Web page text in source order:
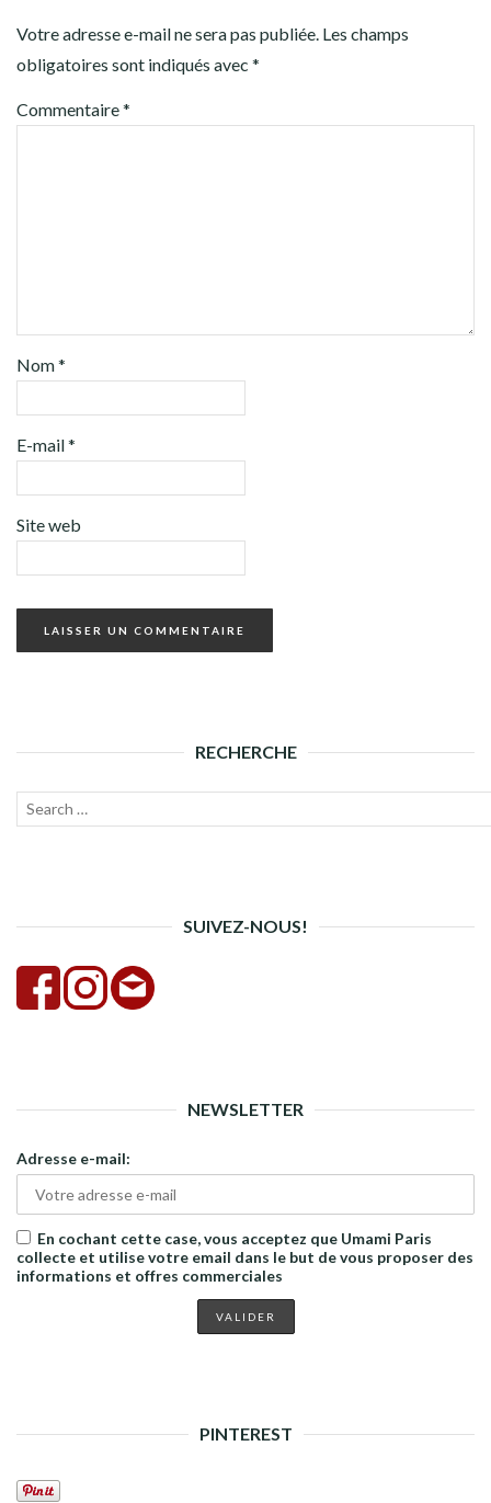
Votre adresse e-mail ne sera pas publiée. Les champs
obligatoires sont indiqués avec *
Commentaire*
Nom*
E-mail*
Site web
RECHERCHE
Recherche
SUIVEZ-NOUS!
NEWSLETTER
Adresse e-mail:
En cochant cette case, vous acceptez que Umami Paris
collecte et utilise votre email dans le but de vous proposer des
informations et offres commerciales
PINTEREST